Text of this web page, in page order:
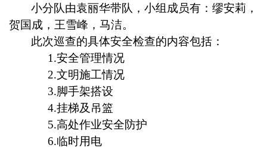
小分队由袁丽华带队，小组成员有：缪安莉，
贺国成，王雪峰，马洁。
此次巡查的具体安全检查的内容包括：
1.安全管理情况
2.文明施工情况
3.脚手架搭设
4.挂梯及吊篮
5.高处作业安全防护
6.临时用电